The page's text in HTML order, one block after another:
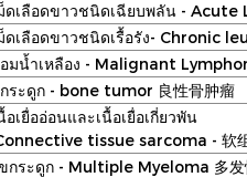
ม็ดเลือดขาวชนิดเฉียบพลัน - Acute
ดเลือดขาวชนิดเรื้อรัง- Chronic
อมนํ้าเหลือง - Malignant
กระดูก - bone tumor 良性骨肿瘤
อเยื่ออ่อนและเนื้อเยื่อเกี่ยวพัน
tissue sarcoma - 软
ขกระดูก - Multiple Myeloma 多发